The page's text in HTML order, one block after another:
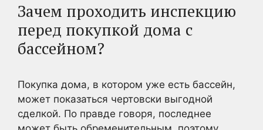
Зачем проходить инспекцию
перед покупкой дома с
бассейном?
Покупка дома, в котором уже есть бассейн,
может показаться чертовски выгодной
сделкой. По правде говоря, последнее